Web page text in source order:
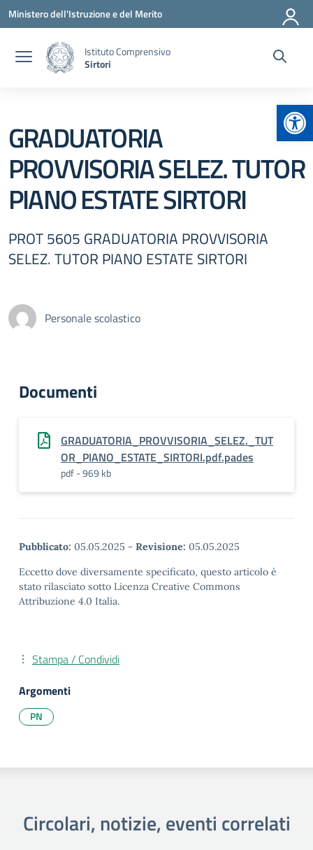
Vai ai contenuti
Vai al menu di navigazione
Vai al footer
Ministero dell'Istruzione e del Merito
Istituto Comprensivo
Sirtori
GRADUATORIA
PROVVISORIA SELEZ. TUTOR
PIANO ESTATE SIRTORI
PROT 5605 GRADUATORIA PROVVISORIA
SELEZ. TUTOR PIANO ESTATE SIRTORI
Personale scolastico
Documenti
GRADUATORIA_PROVVISORIA_SELEZ._TUT
OR_PIANO_ESTATE_SIRTORI.pdf.pades
pdf - 969 kb
Pubblicato: 05.05.2025 - Revisione: 05.05.2025
Eccetto dove diversamente specificato, questo articolo è
stato rilasciato sotto Licenza Creative Commons
Attribuzione 4.0 Italia.
Stampa / Condividi
Argomenti
PN
Circolari, notizie, eventi correlati